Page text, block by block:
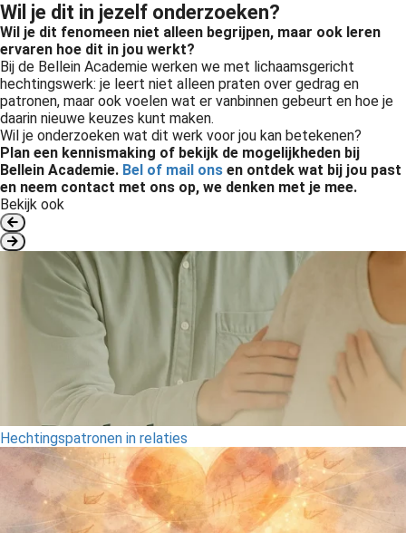
Wil je dit in jezelf onderzoeken?
Wil je dit fenomeen niet alleen begrijpen, maar ook leren
ervaren hoe dit in jou werkt?
Bij de Bellein Academie werken we met lichaamsgericht
hechtingswerk: je leert niet alleen praten over gedrag en
patronen, maar ook voelen wat er vanbinnen gebeurt en hoe je
daarin nieuwe keuzes kunt maken.
Wil je onderzoeken wat dit werk voor jou kan betekenen?
Plan een kennismaking of bekijk de mogelijkheden bij
Bellein Academie. Bel of mail ons en ontdek wat bij jou past
en neem contact met ons op, we denken met je mee.
Bekijk ook
Hechtingspatronen in relaties